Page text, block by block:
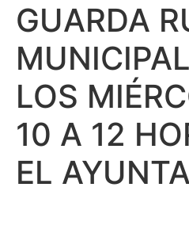
GUARDA
LOS
10 A 12
EL